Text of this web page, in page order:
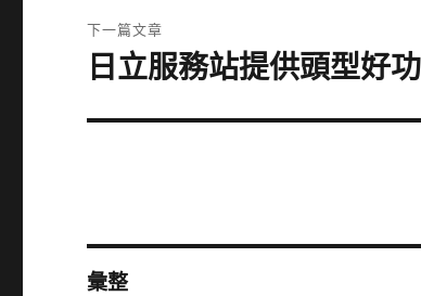
文
章:
下一篇文章
下
篇
日立服務站提供頭型好
彙整